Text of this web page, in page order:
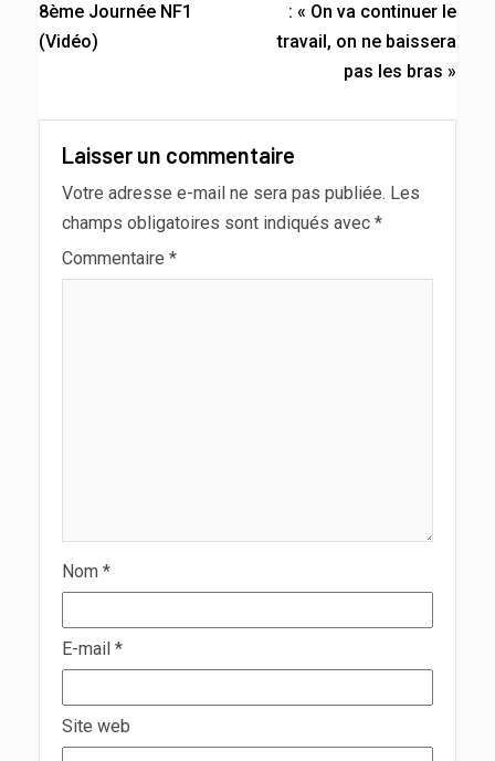
8ème Journée NF1
(Vidéo)
: « On va continuer le
travail, on ne baissera
pas les bras »
Laisser un commentaire
Votre adresse e-mail ne sera pas publiée. Les
champs obligatoires sont indiqués avec *
Commentaire *
Nom *
E-mail *
Site web